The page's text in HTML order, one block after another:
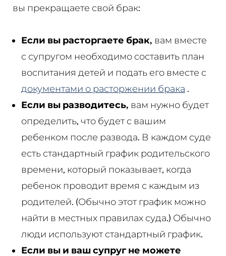
вы прекращаете свой брак:
Если вы расторгаете брак, вам вместе
с супругом необходимо составить план
воспитания детей и подать его вместе с
документами о расторжении брака .
Если вы разводитесь, вам нужно будет
определить, что будет с вашим
ребенком после развода. В каждом суде
есть стандартный график родительского
времени, который показывает, когда
ребенок проводит время с каждым из
родителей. (Обычно этот график можно
найти в местных правилах суда.) Обычно
люди используют стандартный график.
Если вы и ваш супруг не можете